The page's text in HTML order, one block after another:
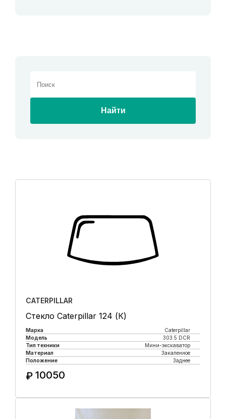
Найти
CATERPILLAR
Стекло Caterpillar 124 (К)
Марка
Caterpillar
Модель
303.5 DCR
Тип техники
Мини-экскаватор
Материал
Закаленное
Положение
Заднее
₽ 10050